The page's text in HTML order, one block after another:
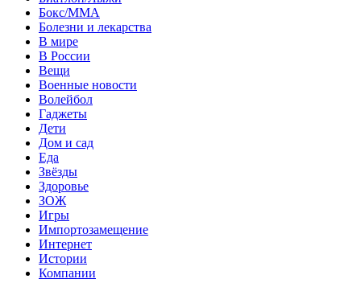
Бокс/MMA
Болезни и лекарства
В мире
В России
Вещи
Военные новости
Волейбол
Гаджеты
Дети
Дом и сад
Еда
Звёзды
Здоровье
ЗОЖ
Игры
Импортозамещение
Интернет
Истории
Компании